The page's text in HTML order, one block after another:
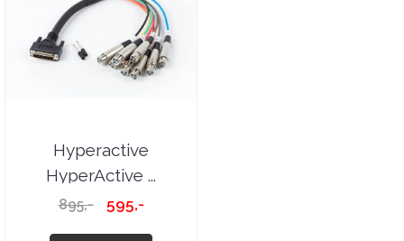
Hyperactive
HyperActive ...
895,- 595,-